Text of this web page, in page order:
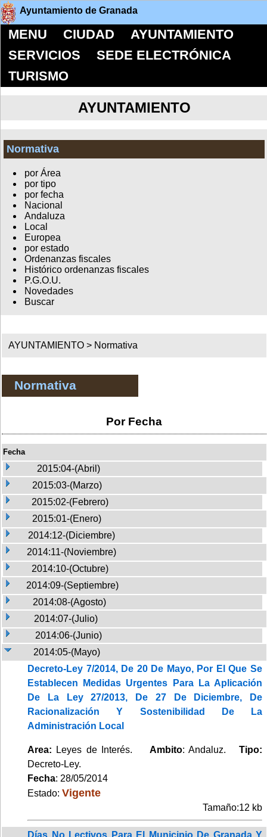
Ayuntamiento de Granada
MENU CIUDAD
AYUNTAMIENTO
SERVICIOS
SEDE ELECTRÓNICA
TURISMO
AYUNTAMIENTO
Normativa
por Área
por tipo
por fecha
Nacional
Andaluza
Local
Europea
por estado
Ordenanzas fiscales
Histórico ordenanzas fiscales
P.G.O.U.
Novedades
Buscar
AYUNTAMIENTO > Normativa
Normativa
Por Fecha
Fecha
2015:04-(Abril)
2015:03-(Marzo)
2015:02-(Febrero)
2015:01-(Enero)
2014:12-(Diciembre)
2014:11-(Noviembre)
2014:10-(Octubre)
2014:09-(Septiembre)
2014:08-(Agosto)
2014:07-(Julio)
2014:06-(Junio)
2014:05-(Mayo)
Decreto-Ley 7/2014, De 20 De Mayo, Por El Que Se
Establecen Medidas Urgentes Para La Aplicación
De La Ley 27/2013, De 27 De Diciembre, De
Racionalización Y Sostenibilidad De La
Administración Local
Area: Leyes de Interés. Ambito: Andaluz.Tipo:
Decreto-Ley.
Fecha: 28/05/2014
Estado: Vigente
Tamaño:12 kb
Días No Lectivos Para El Municipio De Granada Y